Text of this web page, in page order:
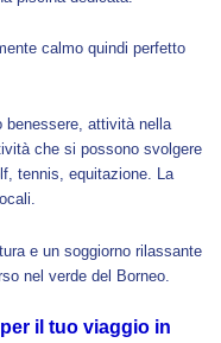
calmo quindi perfetto
benessere, attività nella
che si possono svolgere
tennis, equitazione. La
e un soggiorno rilassante
nel verde del Borneo.
il tuo viaggio in